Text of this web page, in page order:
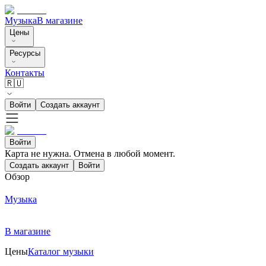
МузыкаВ магазине
Цены
Ресурсы
Контакты
🇷🇺
Войти Создать аккаунт
Войти
Карта не нужна. Отмена в любой момент.
Создать аккаунт Войти
Обзор
Музыка
В магазине
ЦеныКаталог музыки